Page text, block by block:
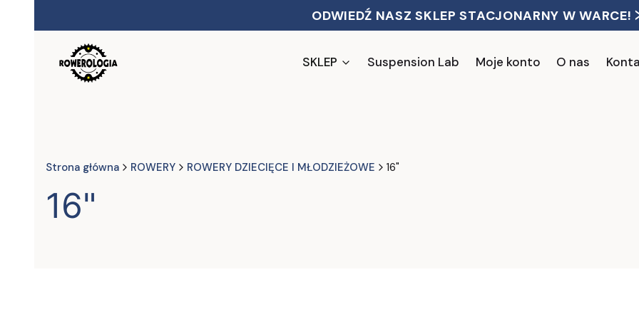
ODWIEDŹ NASZ SKLEP STACJONARNY W WARCE!
SKLEP Suspension Lab Moje konto O nas
Strona główna ROWERY ROWERY DZIECIĘCE I MŁODZIEŻOWE 16"
16"